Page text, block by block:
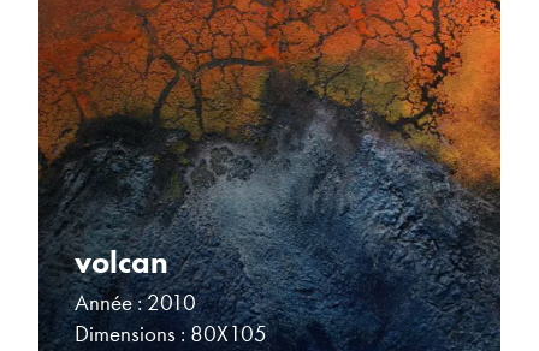
volcan
Année : 2010
Dimensions : 80X105